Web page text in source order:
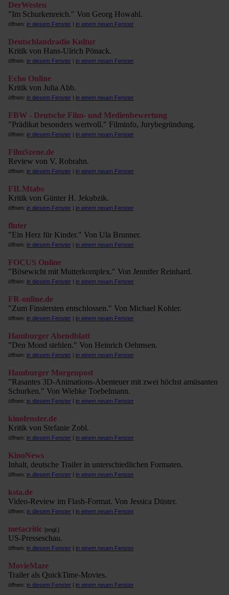
DerWesten
"Im Schurkenreich." Von Georg Howahl.
öffnen: in diesem Fenster | in einem neuen Fenster
Deutschlandradio Kultur
Kritik von Hans-Ulrich Pönack.
öffnen: in diesem Fenster | in einem neuen Fenster
Echo Online
Kritik von Julia Abb.
öffnen: in diesem Fenster | in einem neuen Fenster
FBW - Deutsche Film- und Medienbewertung
"Prädikat besonders wertvoll." Filminfo, Jurybegründung.
öffnen: in diesem Fenster | in einem neuen Fenster
FilmSzene.de
Review von V. Robrahn.
öffnen: in diesem Fenster | in einem neuen Fenster
FILMtabs
Kritik von Günter H. Jekubzik.
öffnen: in diesem Fenster | in einem neuen Fenster
fluter
"Ein Herz für Kinder." Von Ula Brunner.
öffnen: in diesem Fenster | in einem neuen Fenster
FOCUS Online
"Bösewicht mit Mutterkomplex." Von Jennifer Reinhard.
öffnen: in diesem Fenster | in einem neuen Fenster
FR-online.de
"Zum Finstersten entschlossen." Von Michael Kohler.
öffnen: in diesem Fenster | in einem neuen Fenster
Hamburger Abendblatt
"Den Mond stehlen." Von Heinrich Oehmsen.
öffnen: in diesem Fenster | in einem neuen Fenster
Hamburger Morgenpost
"Rasantes 3D-Animations-Abenteuer mit zwei höchst amüsanten
Schurken." Von Wiebke Toebelmann.
öffnen: in diesem Fenster | in einem neuen Fenster
kinofenster.de
Kritik von Stefanie Zobl.
öffnen: in diesem Fenster | in einem neuen Fenster
KinoNews
Inhalt, deutsche Trailer in unterschiedlichen Formaten.
öffnen: in diesem Fenster | in einem neuen Fenster
ksta.de
Video-Review im Flash-Format. Von Jessica Düster.
öffnen: in diesem Fenster | in einem neuen Fenster
metacritic [engl.]
US-Presseschau.
öffnen: in diesem Fenster | in einem neuen Fenster
MovieMaze
Trailer als QuickTime-Movies.
öffnen: in diesem Fenster | in einem neuen Fenster